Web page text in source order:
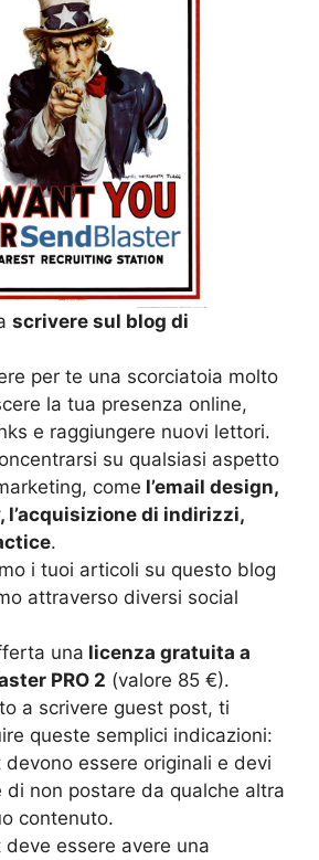
scrivere sul blog di
per te una scorciatoia molto
la tua presenza online,
e raggiungere nuovi lettori.
su qualsiasi aspetto
come l’email design,
l’acquisizione di indirizzi,
.
i tuoi articoli su questo blog
attraverso diversi social
una licenza gratuita a
PRO 2 (valore 85 €).
a scrivere guest post, ti
queste semplici indicazioni:
devono essere originali e devi
di non postare da qualche altra
contenuto.
deve essere avere una